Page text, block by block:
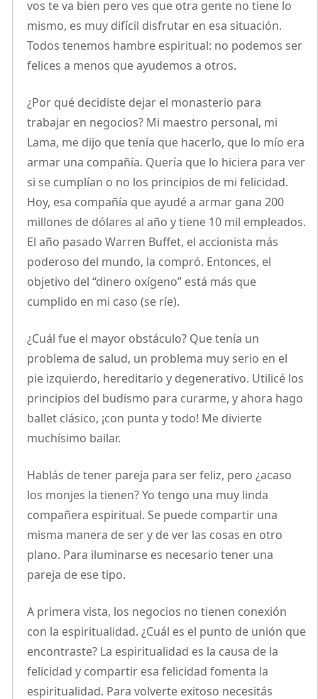
vos te va bien pero ves que otra gente no tiene lo
mismo, es muy difícil disfrutar en esa situación.
Todos tenemos hambre espiritual: no podemos ser
felices a menos que ayudemos a otros.
¿Por qué decidiste dejar el monasterio para
trabajar en negocios? Mi maestro personal, mi
Lama, me dijo que tenía que hacerlo, que lo mío era
armar una compañía. Quería que lo hiciera para ver
si se cumplían o no los principios de mi felicidad.
Hoy, esa compañía que ayudé a armar gana 200
millones de dólares al año y tiene 10 mil empleados.
El año pasado Warren Buffet, el accionista más
poderoso del mundo, la compró. Entonces, el
objetivo del “dinero oxígeno” está más que
cumplido en mi caso (se ríe).
¿Cuál fue el mayor obstáculo? Que tenía un
problema de salud, un problema muy serio en el
pie izquierdo, hereditario y degenerativo. Utilicé los
principios del budismo para curarme, y ahora hago
ballet clásico, ¡con punta y todo! Me divierte
muchísimo bailar.
Hablás de tener pareja para ser feliz, pero ¿acaso
los monjes la tienen? Yo tengo una muy linda
compañera espiritual. Se puede compartir una
misma manera de ser y de ver las cosas en otro
plano. Para iluminarse es necesario tener una
pareja de ese tipo.
A primera vista, los negocios no tienen conexión
con la espiritualidad. ¿Cuál es el punto de unión que
encontraste? La espiritualidad es la causa de la
felicidad y compartir esa felicidad fomenta la
espiritualidad. Para volverte exitoso necesitás